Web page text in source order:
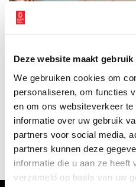
Deze website maakt
We gebruiken cookies om
personaliseren, om functies
en om ons websiteverkeer
informatie over uw gebruik
partners voor social media,
partners kunnen deze
informatie die u aan ze heeft
verzameld op basis van uw
Op 2 augustus 1858, om vier uur
van wal. Van de trap bij de
nu Prins Hendrikkade heet, in
boord het voltallige
het IJ op. Naar een driemaster
Amstel’. Aan boord van dat
opgewacht door de reder-
J.Dzn.